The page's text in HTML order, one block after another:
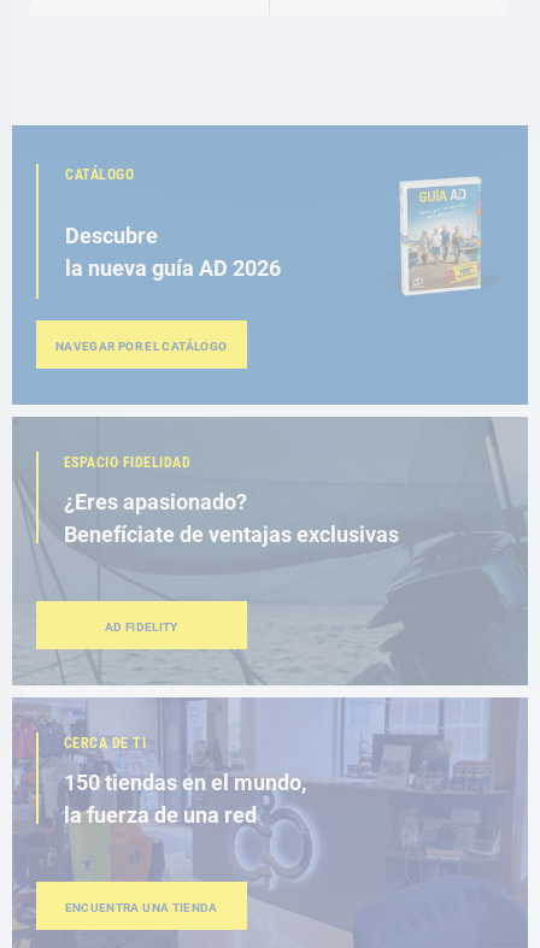
CATÁLOGO
Descubre
la nueva guía AD 2026
NAVEGAR POR EL CATÁLOGO
ESPACIO FIDELIDAD
¿Eres apasionado?
Benefíciate de ventajas exclusivas
AD FIDELITY
CERCA DE TI
150 tiendas en el mundo,
la fuerza de una red
ENCUENTRA UNA TIENDA